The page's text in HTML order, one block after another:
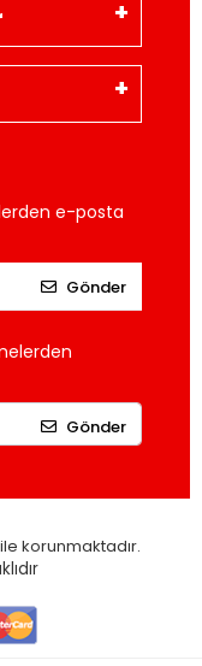
e-posta
Gönder
Gönder
korunmaktadır.